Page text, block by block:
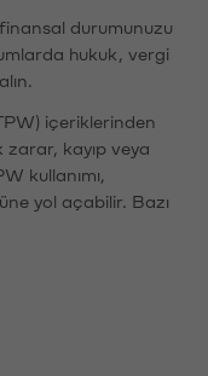
durumunuzu
hukuk, vergi
içeriklerinden
zarar, kayıp veya
kullanımı,
yol açabilir. Bazı